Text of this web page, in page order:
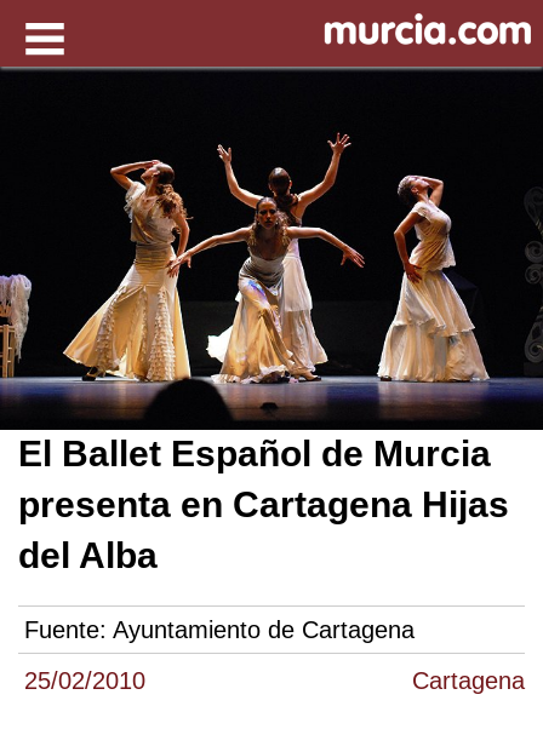
25/02/2010 Cartagena
El Ballet Español de Murcia
presenta en Cartagena Hijas
del Alba
Fuente: Ayuntamiento de Cartagena